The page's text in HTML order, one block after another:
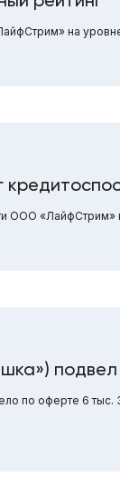
на
ООО «ЛайфСтрим»
по оферте 6 тыс.